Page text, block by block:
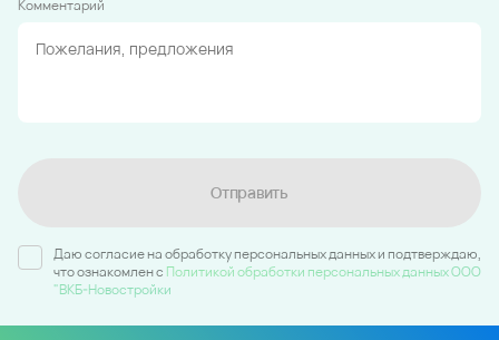
Комментарий
Отправить
Даю согласие на обработку персональных данных и подтверждаю,
что ознакомлен c Политикой обработки персональных данных ООО
"ВКБ-Новостройки